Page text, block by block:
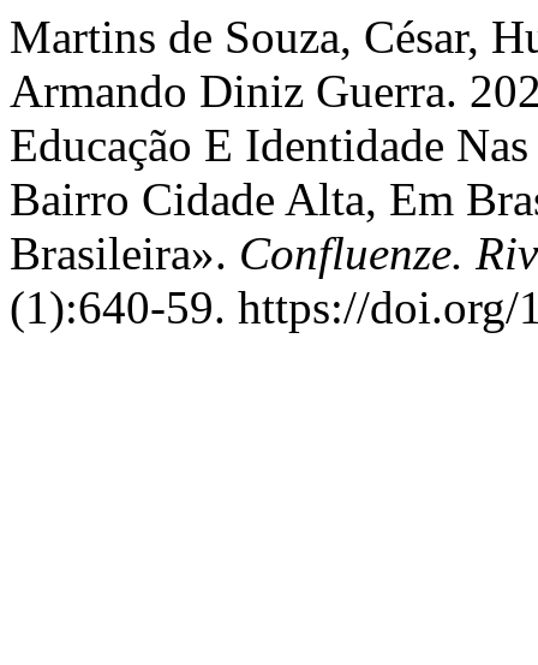
Martins de Souza, César,
Armando Diniz Guerra.
Educação E Identidade
Bairro Cidade Alta, Em
Brasileira». Confluenze.
(1):640-59. https://doi.org/